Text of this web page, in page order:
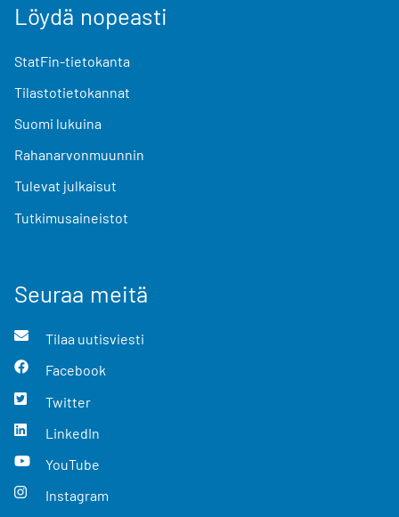
Löydä nopeasti
StatFin-tietokanta
Tilastotietokannat
Suomi lukuina
Rahanarvonmuunnin
Tulevat julkaisut
Tutkimusaineistot
Seuraa meitä
Tilaa uutisviesti
Facebook
Twitter
LinkedIn
YouTube
Instagram